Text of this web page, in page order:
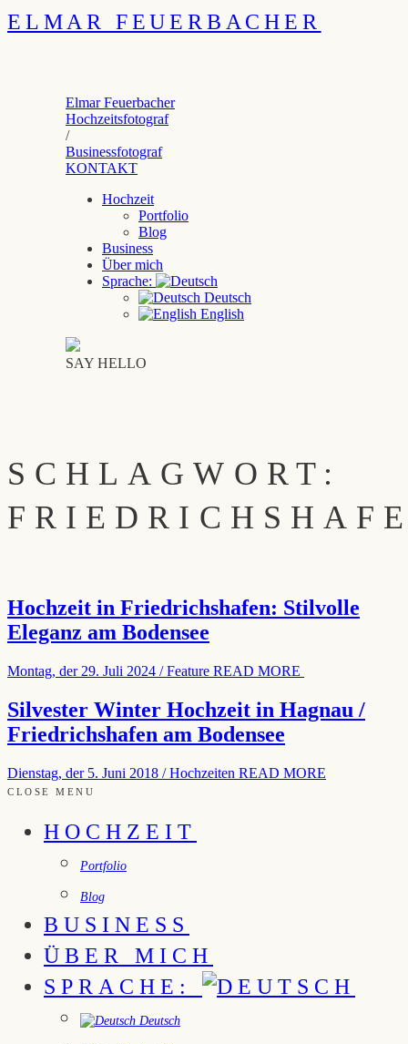
ELMAR FEUERBACHER
Elmar Feuerbacher
Hochzeitsfotograf
/
Businessfotograf
KONTAKT
Hochzeit
Portfolio
Blog
Business
Über mich
Sprache:
Deutsch
English
SAY HELLO
SCHLAGWORT:
Hochzeit in Friedrichshafen: Stilvolle
Eleganz am Bodensee
Montag, der 29. Juli 2024 /Feature READ MORE
Silvester Winter Hochzeit in Hagnau /
Friedrichshafen am Bodensee
Dienstag, der 5. Juni 2018 /Hochzeiten READ MORE
CLOSE MENU
HOCHZEIT
Portfolio
Blog
BUSINESS
ÜBER MICH
SPRACHE:
Deutsch